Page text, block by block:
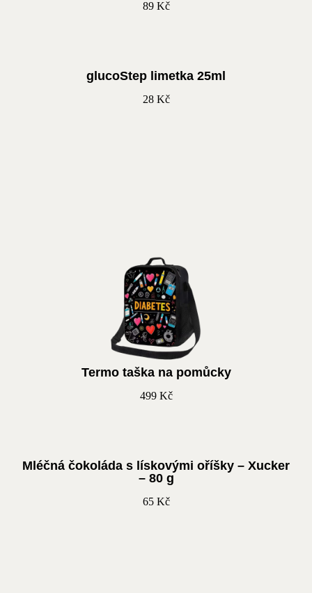
89 Kč
glucoStep limetka 25ml
28 Kč
Termo taška na pomůcky
499 Kč
Mléčná čokoláda s lískovými oříšky – Xucker
– 80 g
65 Kč